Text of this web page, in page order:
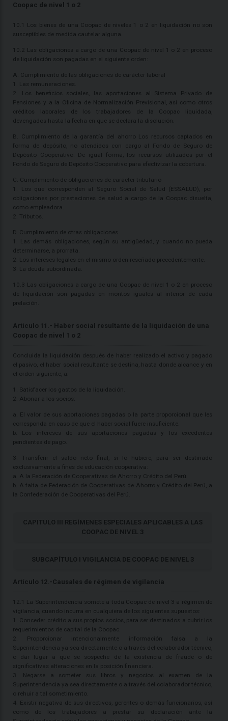
Coopac de nivel 1 o 2
10.1 Los bienes de una Coopac de niveles 1 o 2 en liquidación no son
susceptibles de medida cautelar alguna.
10.2 Las obligaciones a cargo de una Coopac de nivel 1 o 2 en proceso
de liquidación son pagadas en el siguiente orden:
A. Cumplimiento de las obligaciones de carácter laboral
1. Las remuneraciones.
2. Los beneficios sociales, las aportaciones al Sistema Privado de
Pensiones y a la Oficina de Normalización Previsional, así como otros
créditos laborales de los trabajadores de la Coopac liquidada,
devengados hasta la fecha en que se declara la disolución.
B. Cumplimiento de la garantía del ahorro Los recursos captados en
forma de depósito, no atendidos con cargo al Fondo de Seguro de
Depósito Cooperativo. De igual forma, los recursos utilizados por el
Fondo de Seguro de Depósito Cooperativo para efectivizar la cobertura.
C. Cumplimiento de obligaciones de carácter tributario
1. Los que corresponden al Seguro Social de Salud (ESSALUD), por
obligaciones por prestaciones de salud a cargo de la Coopac disuelta,
como empleadora.
2. Tributos.
D. Cumplimiento de otras obligaciones
1. Las demás obligaciones, según su antigüedad, y cuando no pueda
determinarse, a prorrata.
2. Los intereses legales en el mismo orden reseñado precedentemente.
3. La deuda subordinada.
10.3 Las obligaciones a cargo de una Coopac de nivel 1 o 2 en proceso
de liquidación son pagadas en montos iguales al interior de cada
prelación.
Artículo 11.- Haber social resultante de la liquidación de una
Coopac de nivel 1 o 2
Concluida la liquidación después de haber realizado el activo y pagado
el pasivo, el haber social resultante se destina, hasta donde alcance y en
el orden siguiente, a:
1. Satisfacer los gastos de la liquidación.
2. Abonar a los socios:
a. El valor de sus aportaciones pagadas o la parte proporcional que les
corresponda en caso de que el haber social fuere insuficiente.
b. Los intereses de sus aportaciones pagadas y los excedentes
pendientes de pago.
3. Transferir el saldo neto final, si lo hubiere, para ser destinado
exclusivamente a fines de educación cooperativa:
a. A la Federación de Cooperativas de Ahorro y Crédito del Perú.
b. A falta de Federación de Cooperativas de Ahorro y Crédito del Perú, a
la Confederación de Cooperativas del Perú.
CAPITULO III REGÍMENES ESPECIALES APLICABLES A LAS
COOPAC DE NIVEL 3
SUBCAPÍTULO I VIGILANCIA DE COOPAC DE NIVEL 3
Artículo 12.-Causales de régimen de vigilancia
12.1 La Superintendencia somete a toda Coopac de nivel 3 a régimen de
vigilancia, cuando incurra en cualquiera de los siguientes supuestos:
1. Conceder crédito a sus propios socios, para ser destinados a cubrir los
requerimientos de capital de la Coopac.
2. Proporcionar intencionalmente información falsa a la
Superintendencia ya sea directamente o a través del colaborador técnico,
o dar lugar a que se sospeche de la existencia de fraude o de
significativas alteraciones en la posición financiera.
3. Negarse a someter sus libros y negocios al examen de la
Superintendencia ya sea directamente o a través del colaborador técnico,
o rehuir a tal sometimiento.
4. Existir negativa de sus directivos, gerentes o demás funcionarios, así
como de los trabajadores a prestar su declaración ante la